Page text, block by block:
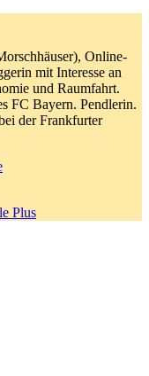
Online-
mit Interesse an
und Raumfahrt.
FC Bayern. Pendlerin.
der Frankfurter